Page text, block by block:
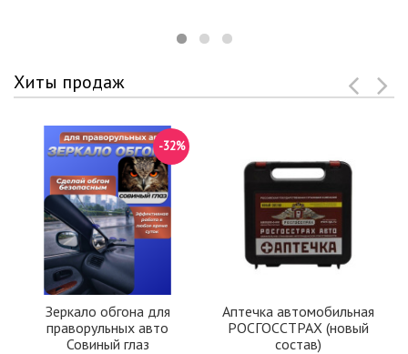
Хиты продаж
Зеркало обгона для
праворульных авто
Совиный глаз
-32%
Аптечка автомобильная
РОСГОССТРАХ (новый
состав)